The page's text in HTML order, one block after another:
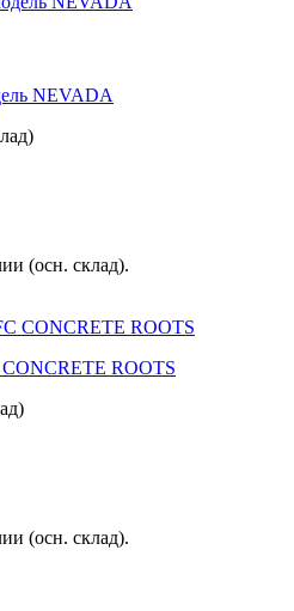
NEVADA
(осн. склад).
ROOTS
(осн. склад).